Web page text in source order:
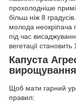
прохолодніше
більш ніж 8
молода неокріпача
під час
вегетації становить
Капуста
Щоб мати гарний
правил: